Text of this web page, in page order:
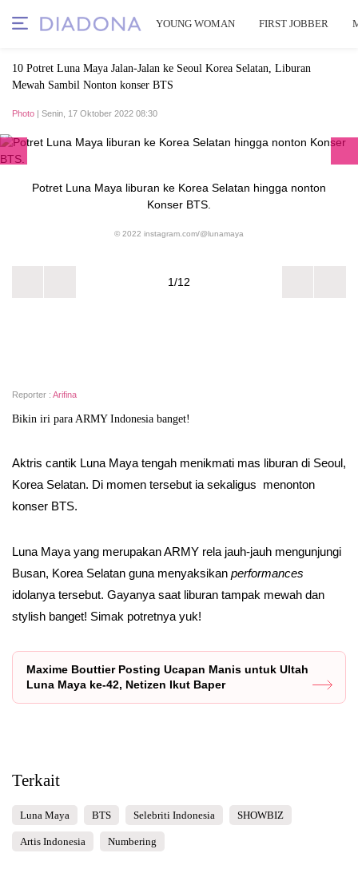
YOUNG WOMAN FIRST JOBBER
10 Potret Luna Maya Jalan-Jalan ke Seoul Korea Selatan, Liburan
Mewah Sambil Nonton konser BTS
Photo | Senin, 17 Oktober 2022 08:30
Potret Luna Maya liburan ke Korea Selatan hingga nonton
Konser BTS.
© 2022 instagram.com/@lunamaya
1/12
Reporter : Arifina
Bikin iri para ARMY Indonesia banget!
Aktris cantik Luna Maya tengah menikmati mas liburan di Seoul,
Korea Selatan. Di momen tersebut ia sekaligus menonton
konser BTS.
Luna Maya yang merupakan ARMY rela jauh-jauh mengunjungi
Busan, Korea Selatan guna menyaksikan performances
idolanya tersebut. Gayanya saat liburan tampak mewah dan
stylish banget! Simak potretnya yuk!
Maxime Bouttier Posting Ucapan Manis untuk Ultah
Luna Maya ke-42, Netizen Ikut Baper
Terkait
Luna Maya BTS Selebriti Indonesia SHOWBIZ
Artis Indonesia Numbering